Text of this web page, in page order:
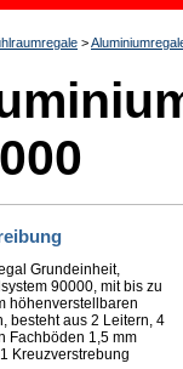
nicht
>
Grundeinheit,
90000, mit bis zu
höhenverstellbaren
besteht aus 2 Leitern, 4
Fachböden 1,5 mm
Kreuzverstrebung